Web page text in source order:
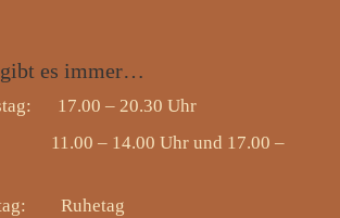
es immer…
17.00 – 20.30 Uhr
– 14.00 Uhr und 17.00 –
Ruhetag